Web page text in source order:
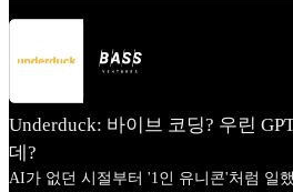
Underduck: 바이브 코딩? 우린
데?
AI가 없던 시절부터 '1인 유니콘'처럼 일